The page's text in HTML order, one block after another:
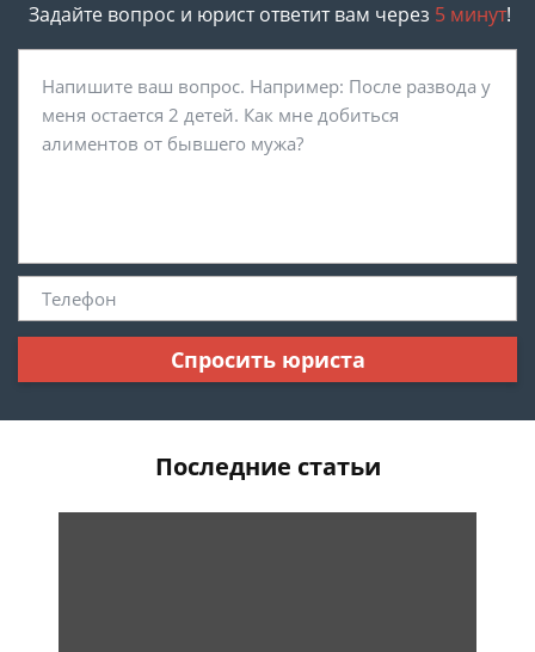
Задайте вопрос и юрист ответит вам через 5 минут!
Спросить юриста
Последние статьи